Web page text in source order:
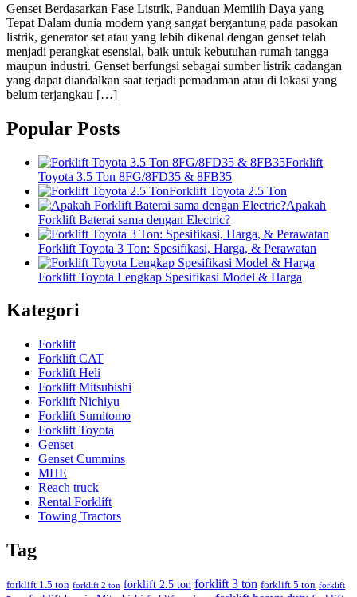
Genset Berdasarkan Fase Listrik, Panduan Memilih Daya yang
Tepat Dalam dunia modern yang sangat bergantung pada pasokan
listrik, generator set atau yang lebih dikenal dengan genset telah
menjadi perangkat esensial, baik untuk kebutuhan rumah tangga
maupun industri. Genset berfungsi sebagai sumber listrik cadangan
yang dapat diandalkan saat terjadi pemadaman atau di lokasi yang
belum terjangkau […]
Popular Posts
Forklift
Toyota 3.5 Ton 8FG/8FD35 & 8FB35
Forklift Toyota 2.5 Ton
Apakah
Forklift Baterai sama dengan Electric?
Forklift Toyota 3 Ton: Spesifikasi, Harga, & Perawatan
Forklift Toyota Lengkap Spesifikasi Model & Harga
Kategori
Forklift
Forklift CAT
Forklift Heli
Forklift Mitsubishi
Forklift Nichiyu
Forklift Sumitomo
Forklift Toyota
Genset
Genset Cummins
MHE
Reach truck
Rental Forklift
Towing Tractors
Tag
forklift 1.5 ton forklift 2 ton forklift 2.5 ton forklift 3 ton forklift 5 ton forklift